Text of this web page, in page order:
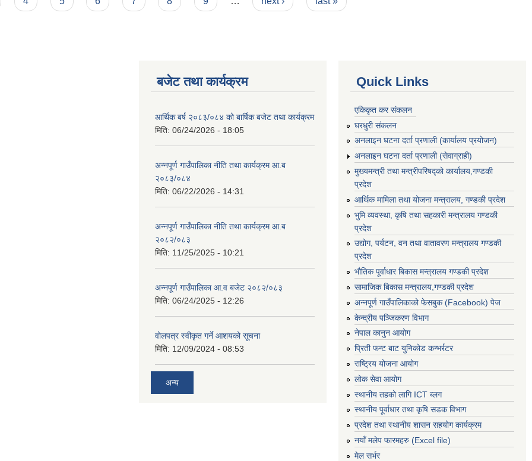
बजेट तथा कार्यक्रम
आर्थिक बर्ष २०८३/०८४ को बार्षिक बजेट तथा कार्यक्रम
मिति: 06/24/2026 - 18:05
अन्नपूर्ण गाउँपालिका नीति तथा कार्यक्रम आ.ब
२०८३/०८४
मिति: 06/22/2026 - 14:31
अन्नपूर्ण गाउँपालिका नीति तथा कार्यक्रम आ.ब
२०८२/०८३
मिति: 11/25/2025 - 10:21
अन्नपूर्ण गाउँपालिका आ.व बजेट २०८२/०८३
मिति: 06/24/2025 - 12:26
वोलपत्र स्वीकृत गर्ने आशयको सूचना
मिति: 12/09/2024 - 08:53
अन्य
Quick Links
एकिकृत कर संकलन
घरधुरी संकलन
अनलाइन घटना दर्ता प्रणाली (कार्यालय प्रयोजन)
अनलाइन घटना दर्ता प्रणाली (सेवाग्राही)
मुख्यमन्त्री तथा मन्त्रीपरिषद्को कार्यालय,गण्डकी
प्रदेश
आर्थिक मामिला तथा योजना मन्त्रालय, गण्डकी प्रदेश
भुमि व्यवस्था, कृषि तथा सहकारी मन्त्रालय गण्डकी
प्रदेश
उद्योग, पर्यटन, वन तथा वातावरण मन्त्रालय गण्डकी
प्रदेश
भौतिक पूर्वाधार बिकास मन्त्रालय गण्डकी प्रदेश
सामाजिक बिकास मन्त्रालय,गण्डकी प्रदेश
अन्नपूर्ण गाउँपालिकाको फेसबुक (Facebook) पेज
केन्द्रीय पञ्जिकरण विभाग
नेपाल कानुन आयोग
प्रिती फन्ट बाट युनिकोड कन्भर्रटर
राष्ट्रिय योजना आयोग
लोक सेवा आयोग
स्थानीय तहको लागि ICT ब्लग
स्थानीय पूर्वाधार तथा कृषि सडक विभाग
प्रदेश तथा स्थानीय शासन सहयोग कार्यक्रम
नयाँ मलेप फारमहरु (Excel file)
मेल सर्भर